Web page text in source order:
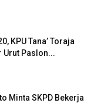
KPU Tana’ Toraja
Urut Paslon...
Minta SKPD Bekerja